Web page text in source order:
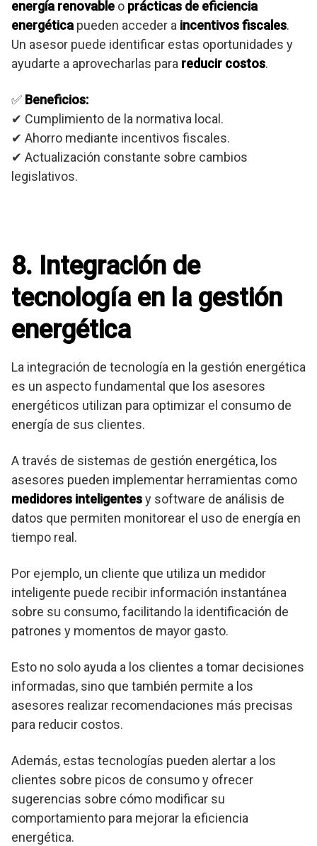
energía renovable o prácticas de eficiencia
energética pueden acceder a incentivos fiscales.
Un asesor puede identificar estas oportunidades y
ayudarte a aprovecharlas para reducir costos.
✅ Beneficios:
✔ Cumplimiento de la normativa local.
✔ Ahorro mediante incentivos fiscales.
✔ Actualización constante sobre cambios
legislativos.
8. Integración de
tecnología en la gestión
energética
La integración de tecnología en la gestión energética
es un aspecto fundamental que los asesores
energéticos utilizan para optimizar el consumo de
energía de sus clientes.
A través de sistemas de gestión energética, los
asesores pueden implementar herramientas como
medidores inteligentesy software de análisis de
datos que permiten monitorear el uso de energía en
tiempo real.
Por ejemplo, un cliente que utiliza un medidor
inteligente puede recibir información instantánea
sobre su consumo, facilitando la identificación de
patrones y momentos de mayor gasto.
Esto no solo ayuda a los clientes a tomar decisiones
informadas, sino que también permite a los
asesores realizar recomendaciones más precisas
para reducir costos.
Además, estas tecnologías pueden alertar a los
clientes sobre picos de consumo y ofrecer
sugerencias sobre cómo modificar su
comportamiento para mejorar la eficiencia
energética.